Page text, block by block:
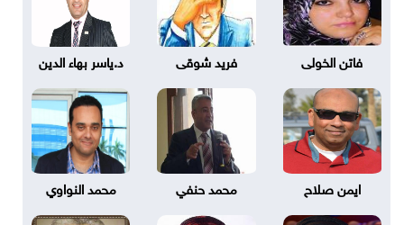
فاتن الخولى فريد شوقى د.ياسر بهاء الدين
ايمن صلاح محمد حنفي محمد النواوي